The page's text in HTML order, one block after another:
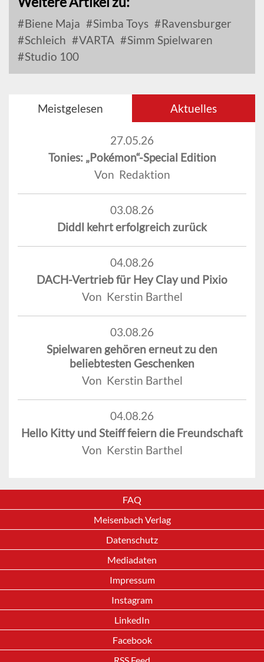
Biene Maja Simba Toys
Ravensburger
Schleich
VARTA
Simm Spielwaren
Studio 100
Meistgelesen Aktuelles
27.05.26
Tonies: „Pokémon“-Special Edition
Von Redaktion
03.08.26
Diddl kehrt erfolgreich zurück
04.08.26
DACH-Vertrieb für Hey Clay und Pixio
Von Kerstin Barthel
03.08.26
Spielwaren gehören erneut zu den
beliebtesten Geschenken
Von Kerstin Barthel
04.08.26
Hello Kitty und Steiff feiern die Freundschaft
Von Kerstin Barthel
FAQ
Meisenbach Verlag
Datenschutz
Mediadaten
Impressum
Instagram
LinkedIn
Facebook